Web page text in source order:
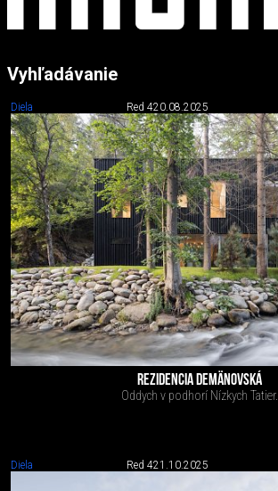
Vyhľadávanie
Diela Red 420.08.2025
REZIDENCIA DEMÄNOVSKÁ
Oddych v podhorí Nízkych Tatier.
Diela Red 421.10.2025